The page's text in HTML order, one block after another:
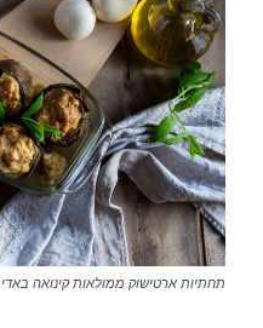
תחתיות ארטישוק ממולאות קינואה